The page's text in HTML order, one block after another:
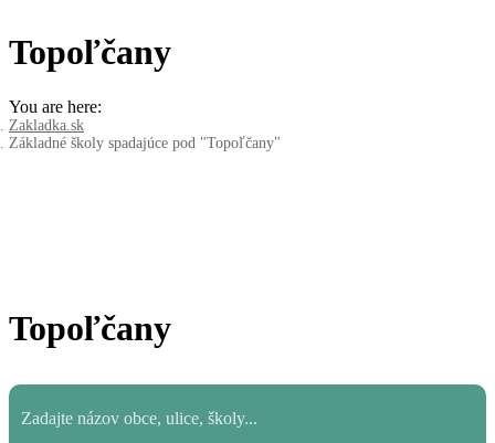
Topoľčany
You are here:
Zakladka.sk
Základné školy spadajúce pod "Topoľčany"
Topoľčany